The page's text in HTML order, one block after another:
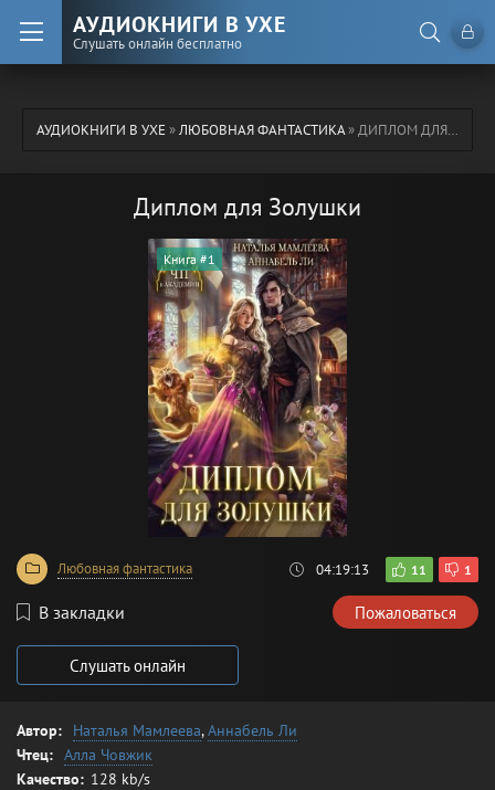
АУДИОКНИГИ В УХЕ
Слушать онлайн бесплатно
АУДИОКНИГИ В УХЕ»ЛЮБОВНАЯ ФАНТАСТИКА» ДИПЛОМ ДЛЯ ЗОЛУШКИ
Диплом для Золушки
Книга #1
Любовная фантастика 04:19:13 11 1
В закладки Пожаловаться
Слушать онлайн
Автор: Наталья Мамлеева,Аннабель Ли
Чтец: Алла Човжик
Качество: 128 kb/s